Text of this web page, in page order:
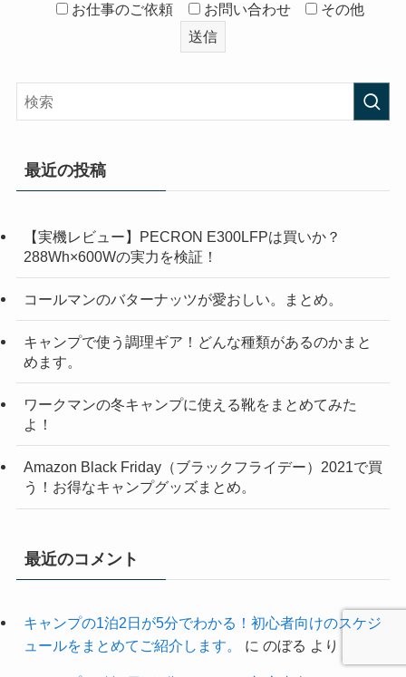
お仕事のご依頼 お問い合わせ その他
最近の投稿
【実機レビュー】PECRON E300LFPは買いか？
288Wh×600Wの実力を検証！
コールマンのバターナッツが愛おしい。まとめ。
キャンプで使う調理ギア！どんな種類があるのかまと
めます。
ワークマンの冬キャンプに使える靴をまとめてみた
よ！
Amazon Black Friday（ブラックフライデー）2021で買
う！お得なキャンプグッズまとめ。
最近のコメント
キャンプの1泊2日が5分でわかる！初心者向けのスケジ
ュールをまとめてご紹介します。
に のぼる より